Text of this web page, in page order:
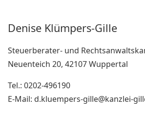
Denise Klümpers-Gille
Steuerberater- und
Neuenteich 20, 42107 Wuppertal
Tel.: 0202-496190
E-Mail: d.kluempers-gille@kanzlei-